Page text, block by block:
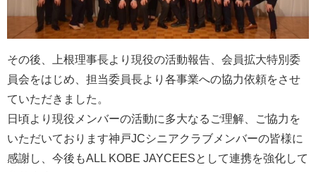
その後、上根理事長より現役の活動報告、会員拡大特別委
員会をはじめ、担当委員長より各事業への協力依頼をさせ
ていただきました。
日頃より現役メンバーの活動に多大なるご理解、ご協力を
いただいております神戸JCシニアクラブメンバーの皆様に
感謝し、今後もALL KOBE JAYCEESとして連携を強化して